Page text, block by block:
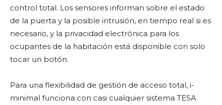
control total. Los sensores informan sobre el estado
de la puerta y la posible intrusión, en tiempo real si es
necesario, y la privacidad electrónica para los
ocupantes de la habitación está disponible con solo
tocar un botón.
Para una flexibilidad de gestión de acceso total, i-
minimal funciona con casi cualquier sistema TESA